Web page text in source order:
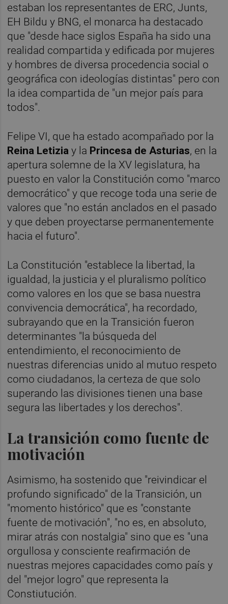
estaban los representantes de ERC, Junts,
EH Bildu y BNG, el monarca ha destacado
que "desde hace siglos España ha sido una
realidad compartida y edificada por mujeres
y hombres de diversa procedencia social o
geográfica con ideologías distintas" pero con
la idea compartida de "un mejor país para
todos".
Felipe VI, que ha estado acompañado por la
Reina Letiziay la Princesa de Asturias, en la
apertura solemne de la XV legislatura, ha
puesto en valor la Constitución como "marco
democrático" y que recoge toda una serie de
valores que "no están anclados en el pasado
y que deben proyectarse permanentemente
hacia el futuro".
La Constitución "establece la libertad, la
igualdad, la justicia y el pluralismo político
como valores en los que se basa nuestra
convivencia democrática", ha recordado,
subrayando que en la Transición fueron
determinantes "la búsqueda del
entendimiento, el reconocimiento de
nuestras diferencias unido al mutuo respeto
como ciudadanos, la certeza de que solo
superando las divisiones tienen una base
segura las libertades y los derechos".
La transición como fuente de
motivación
Asimismo, ha sostenido que "reivindicar el
profundo significado" de la Transición, un
"momento histórico" que es "constante
fuente de motivación", "no es, en absoluto,
mirar atrás con nostalgia" sino que es "una
orgullosa y consciente reafirmación de
nuestras mejores capacidades como país y
del "mejor logro" que representa la
Constiutución.